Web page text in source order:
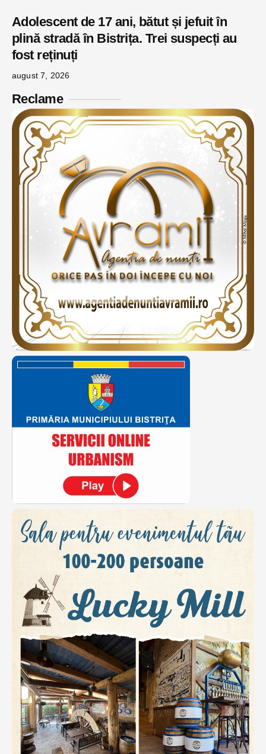
Adolescent de 17 ani, bătut și jefuit în
plină stradă în Bistrița. Trei suspecți au
fost reținuți
august 7, 2026
Reclame